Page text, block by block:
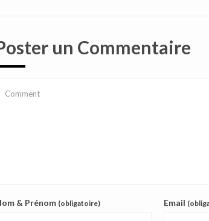
un Commentaire
& Prénom (obligatoire) Email